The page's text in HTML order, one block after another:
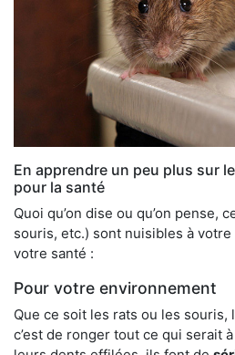
En apprendre un peu plus sur
pour la santé
Quoi qu’on dise ou qu’on pense,
souris, etc.) sont nuisibles à
votre santé :
Pour votre environnement
Que ce soit les rats ou les
c’est de ronger tout ce qui serait